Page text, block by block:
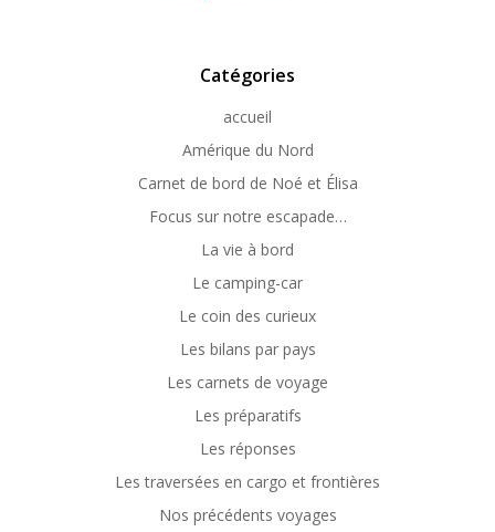
Catégories
accueil
Amérique du Nord
Carnet de bord de Noé et Élisa
Focus sur notre escapade…
La vie à bord
Le camping-car
Le coin des curieux
Les bilans par pays
Les carnets de voyage
Les préparatifs
Les réponses
Les traversées en cargo et frontières
Nos précédents voyages